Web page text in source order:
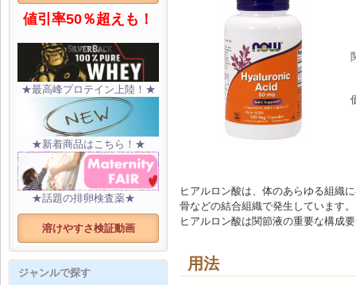
値引率50％超えも！
★最高峰プロテイン上陸！★
★新着商品はこちら！★
★話題の排卵検査薬★
溶けやすさ検証動画
ジャンルで探す
ヒアルロン酸は、体のあらゆる組織
骨などの結合組織で発生しています。
ヒアルロン酸は関節液の重要な構成
用法